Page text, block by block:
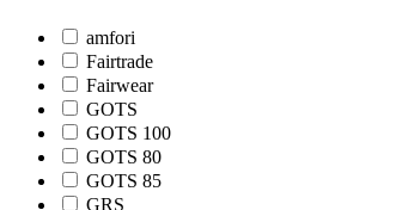
amfori
Fairtrade
Fairwear
GOTS
GOTS 100
GOTS 80
GOTS 85
GRS